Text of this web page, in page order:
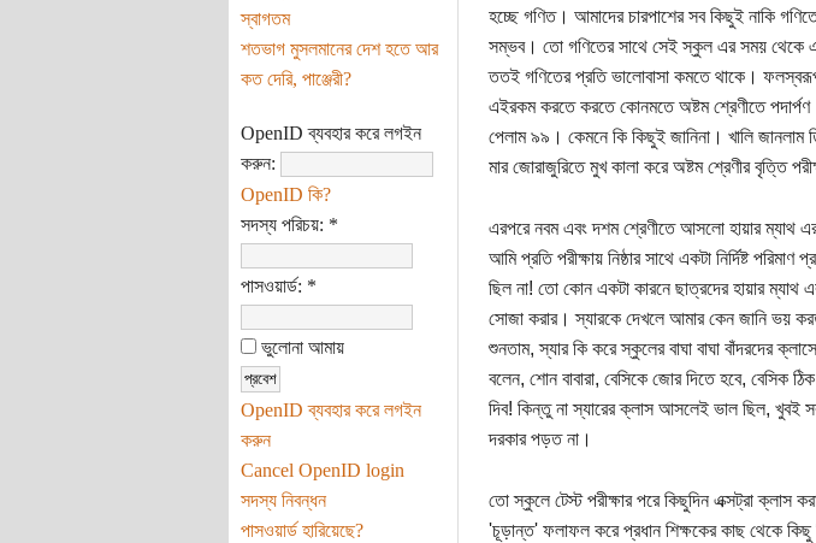
স্বাগতম
শতভাগ মুসলমানের দেশ হতে আর
কত দেরি, পাঞ্জেরী?
OpenID ব্যবহার করে লগইন
করুন:
OpenID কি?
সদস্য পরিচয়: *
পাসওয়ার্ড: *
ভুলোনা আমায়
OpenID ব্যবহার করে লগইন
করুন
Cancel OpenID login
সদস্য নিবন্ধন
পাসওয়ার্ড হারিয়েছে?
হচ্ছে গণিত। আমাদের চারপাশের সব কিছুই নাকি
সম্ভব। তো গণিতের সাথে সেই স্কুল এর সময় থেকে
ততই গণিতের প্রতি ভালোবাসা কমতে থাকে। ফলস্বরূপ
এইরকম করতে করতে কোনমতে অষ্টম শ্রেণীতে
পেলাম ৯৯। কেমনে কি কিছুই জানিনা। খালি জানলাম
মার জোরাজুরিতে মুখ কালা করে অষ্টম শ্রেণীর বৃত্তি
এরপরে নবম এবং দশম শ্রেণীতে আসলো হায়ার ম্যাথ
আমি প্রতি পরীক্ষায় নিষ্ঠার সাথে একটা নির্দিষ্ট
ছিল না! তো কোন একটা কারনে ছাত্রদের হায়ার ম্যাথ
সোজা করার। স্যারকে দেখলে আমার কেন জানি ভয়
শুনতাম, স্যার কি করে স্কুলের বাঘা বাঘা বাঁদরদের
বলেন, শোন বাবারা, বেসিকে জোর দিতে হবে, বেসিক
দিব! কিন্তু না স্যারের ক্লাস আসলেই ভাল ছিল, খুবই
দরকার পড়ত না।
তো স্কুলে টেস্ট পরীক্ষার পরে কিছুদিন এক্সট্রা ক্লাস
'চূড়ান্ত' ফলাফল করে প্রধান শিক্ষকের কাছ থেকে কিছু